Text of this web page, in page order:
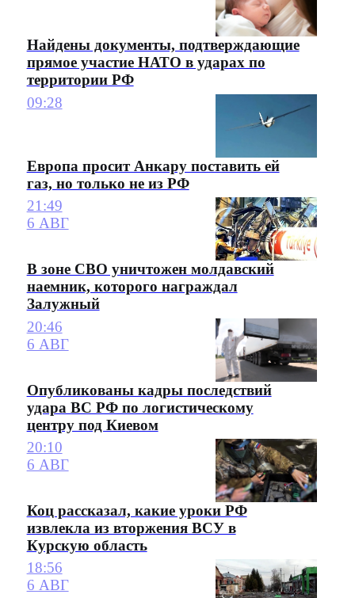
Найдены документы, подтверждающие
прямое участие НАТО в ударах по
территории РФ
09:28
Европа просит Анкару поставить ей
газ, но только не из РФ
21:49
6 АВГ
В зоне СВО уничтожен молдавский
наемник, которого награждал
Залужный
20:46
6 АВГ
Опубликованы кадры последствий
удара ВС РФ по логистическому
центру под Киевом
20:10
6 АВГ
Коц рассказал, какие уроки РФ
извлекла из вторжения ВСУ в
Курскую область
18:56
6 АВГ